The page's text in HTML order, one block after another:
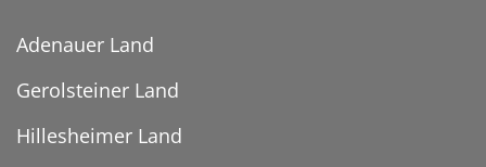
Adenauer Land
Gerolsteiner Land
Hillesheimer Land